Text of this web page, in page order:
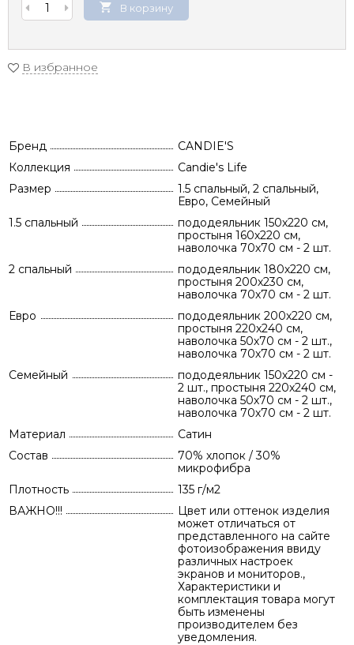
В корзину
В избранное
Бренд
CANDIE'S
Коллекция
Candie's Life
Размер
1.5 спальный, 2 спальный,
Евро, Семейный
1.5 спальный
пододеяльник 150х220 см,
простыня 160х220 см,
наволочка 70х70 см - 2 шт.
2 спальный
пододеяльник 180х220 см,
простыня 200х230 см,
наволочка 70х70 см - 2 шт.
Евро
пододеяльник 200х220 см,
простыня 220х240 см,
наволочка 50х70 см - 2 шт.,
наволочка 70х70 см - 2 шт.
Семейный
пододеяльник 150х220 см -
2 шт., простыня 220х240 см,
наволочка 50х70 см - 2 шт.,
наволочка 70х70 см - 2 шт.
Материал
Сатин
Состав
70% хлопок / 30%
микрофибра
Плотность
135 г/м2
ВАЖНО!!!
Цвет или оттенок изделия
может отличаться от
представленного на сайте
фотоизображения ввиду
различных настроек
экранов и мониторов.,
Характеристики и
комплектация товара могут
быть изменены
производителем без
уведомления.